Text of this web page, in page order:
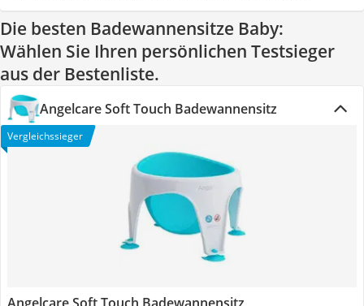
Die besten Badewannensitze Baby:
Wählen Sie Ihren persönlichen Testsieger
aus der Bestenliste.
Angelcare Soft Touch Badewannensitz
Vergleichssieger